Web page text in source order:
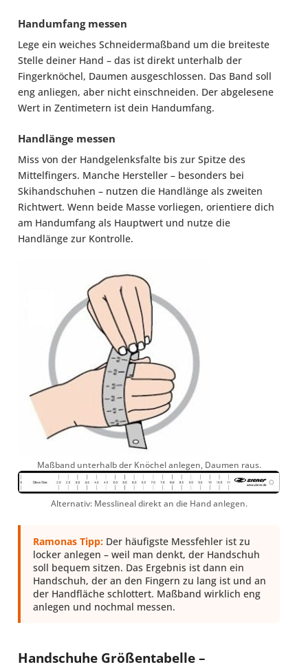
Handumfang messen
Lege ein weiches Schneidermaßband um die breiteste
Stelle deiner Hand – das ist direkt unterhalb der
Fingerknöchel, Daumen ausgeschlossen. Das Band soll
eng anliegen, aber nicht einschneiden. Der abgelesene
Wert in Zentimetern ist dein Handumfang.
Handlänge messen
Miss von der Handgelenksfalte bis zur Spitze des
Mittelfingers. Manche Hersteller – besonders bei
Skihandschuhen – nutzen die Handlänge als zweiten
Richtwert. Wenn beide Masse vorliegen, orientiere dich
am Handumfang als Hauptwert und nutze die
Handlänge zur Kontrolle.
Maßband unterhalb der Knöchel anlegen, Daumen raus.
Alternativ: Messlineal direkt an die Hand anlegen.
Ramonas Tipp: Der häufigste Messfehler ist zu
locker anlegen – weil man denkt, der Handschuh
soll bequem sitzen. Das Ergebnis ist dann ein
Handschuh, der an den Fingern zu lang ist und an
der Handfläche schlottert. Maßband wirklich eng
anlegen und nochmal messen.
Handschuhe Größentabelle –